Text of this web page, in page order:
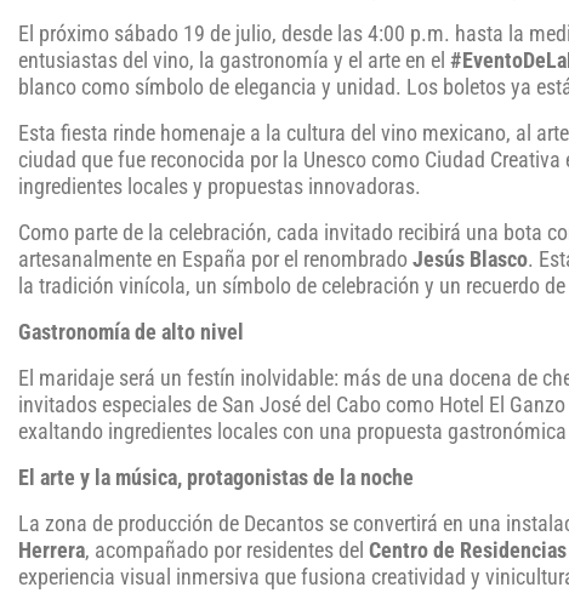
El próximo sábado 19 de julio, desde las 4:00 p.m. hasta la
entusiastas del vino, la gastronomía y el arte en el
blanco como símbolo de elegancia y unidad. Los boletos ya
Esta fiesta rinde homenaje a la cultura del vino mexicano, al
ciudad que fue reconocida por la Unesco como Ciudad
ingredientes locales y propuestas innovadoras.
Como parte de la celebración, cada invitado recibirá una bota
artesanalmente en España por el renombrado Jesús Blasco.
la tradición vinícola, un símbolo de celebración y un recuerdo
Gastronomía de alto nivel
El maridaje será un festín inolvidable: más de una docena de
invitados especiales de San José del Cabo como Hotel El
exaltando ingredientes locales con una propuesta
El arte y la música, protagonistas de la noche
La zona de producción de Decantos se convertirá en una
Herrera, acompañado por residentes del Centro de
experiencia visual inmersiva que fusiona creatividad y